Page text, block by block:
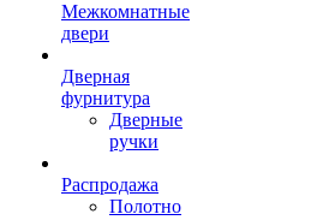
Межкомнатные
двери
Дверная
фурнитура
Дверные
ручки
Распродажа
Полотно